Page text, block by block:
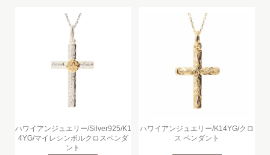
ハワイアンジュエリー/Silver925/K1
4YG/マイレシンボルクロスペンダ
ント
ハワイアンジュエリー/K14YG/クロ
ス ペンダント